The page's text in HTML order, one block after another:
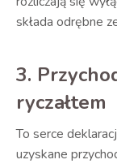
składa odrębne
3.
ryczałtem
To serce
uzyskane